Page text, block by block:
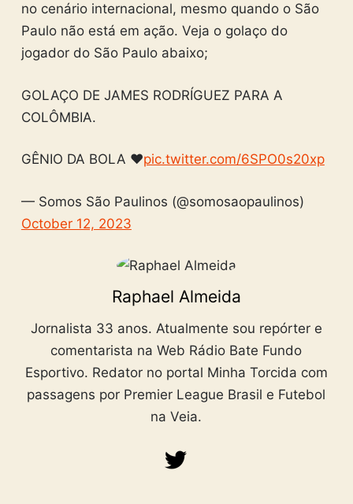
no cenário internacional, mesmo quando o São
Paulo não está em ação. Veja o golaço do
jogador do São Paulo abaixo;
GOLAÇO DE JAMES RODRÍGUEZ PARA A
COLÔMBIA.
GÊNIO DA BOLA ❤️pic.twitter.com/6SPO0s20xp
— Somos São Paulinos (@somosaopaulinos)
October 12, 2023
Raphael Almeida
Jornalista 33 anos. Atualmente sou repórter e
comentarista na Web Rádio Bate Fundo
Esportivo. Redator no portal Minha Torcida com
passagens por Premier League Brasil e Futebol
na Veia.